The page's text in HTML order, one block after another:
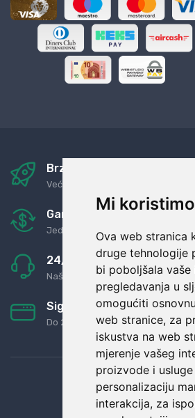
Mi
Ova web stranica
druge tehnologije
bi poboljšala vaše
pregledavanja u
omogućiti
web stranice, za
iskustva na web
mjerenje vašeg
proizvode i
personalizaciju
interakcija, za
Brza i sigurna dostava
Već za nekoliko dana kod vas
Garancija u povrat novaca
Jednostavno pravilo: Roba za
24/7 odlična podrška
Naši agenti uvijek na raspolaganju
Sigurno obročno plaćanje
Do 24 rata bez kamata